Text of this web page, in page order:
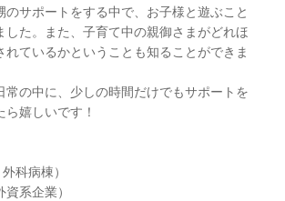
のサポートをする中で、お子様と遊ぶこと
した。また、子育て中の親御さまがどれほ
れているかということも知ることができま
常の中に、少しの時間だけでもサポートを
嬉しいです！
科病棟）
系企業）